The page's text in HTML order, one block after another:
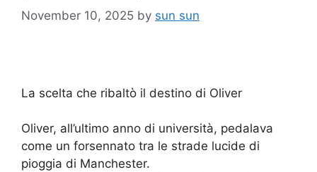
November 10, 2025 by sun sun
La scelta che ribaltò il destino di Oliver
Oliver, all’ultimo anno di università, pedalava
come un forsennato tra le strade lucide di
pioggia di Manchester.